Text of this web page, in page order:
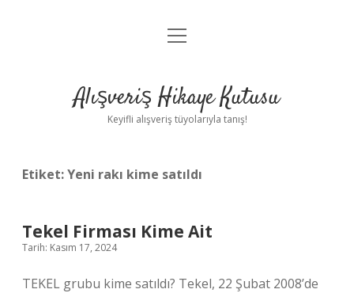
Anasayfa
Yasal Uyarı
menüyü
Alışveriş Hikaye Kutusu
Keyifli alışveriş tüyolarıyla tanış!
Etiket:Yeni rakı kime satıldı
Tekel Firması Kime Ait
Tarih: Kasım 17, 2024
TEKEL grubu kime satıldı? Tekel, 22 Şubat 2008’de